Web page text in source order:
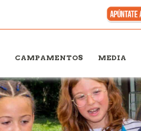
CAMPAMENTOS MEDIA